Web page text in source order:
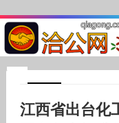
江西省出台化